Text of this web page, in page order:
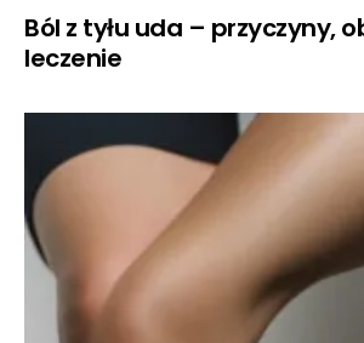
Ból z tyłu uda – przyczyny,
leczenie